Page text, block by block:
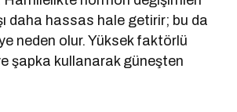
daha hassas hale getirir; bu da
neden olur. Yüksek faktörlü
şapka kullanarak güneşten